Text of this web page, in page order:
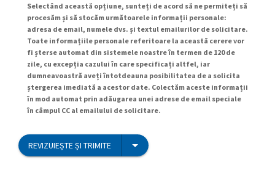
Selectând această opțiune, sunteți de acord să ne permiteți să
procesăm și să stocăm următoarele informații personale:
adresa de email, numele dvs. și textul emailurilor de solicitare.
Toate informațiile personale referitoare la această cerere vor
fi șterse automat din sistemele noastre în termen de 120 de
zile, cu excepția cazului în care specificați altfel, iar
dumneavoastră aveți întotdeauna posibilitatea de a solicita
ștergerea imediată a acestor date. Colectăm aceste informații
în mod automat prin adăugarea unei adrese de email speciale
în câmpul CC al emailului de solicitare.
REVIZUIEȘTE ȘI TRIMITE